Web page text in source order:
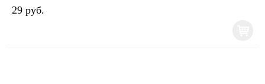
29 руб.